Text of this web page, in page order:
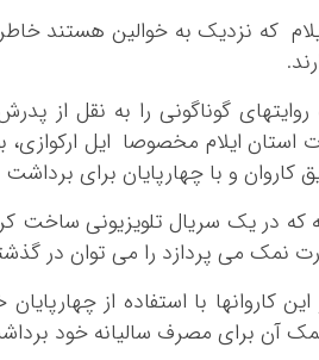
که نزدیک به خوالین هستند
گوناگونی را به نقل از
استان ایلام مخصوصا ایل
کاروان و با چهارپایان برای
در یک سریال تلویزیونی ساخت
نمک می پردازد را می توان در
کاروانها با استفاده از
نمک آن برای مصرف سالیانه خود